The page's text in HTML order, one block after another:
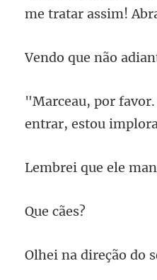
entrar, e
le
cã